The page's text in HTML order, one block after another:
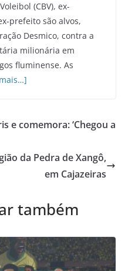
(CBV), ex-
prefeito são alvos,
Desmico, contra a
milionária em
fluminense. As
e comemora: ‘Chegou a
da Pedra de Xangô,
em Cajazeiras
também